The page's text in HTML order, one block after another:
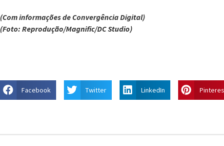
(Com informações de Convergência Digital)
(Foto: Reprodução/Magnific/DC Studio)
Facebook Twitter LinkedIn